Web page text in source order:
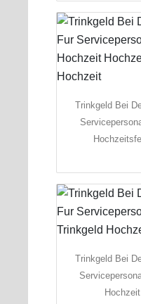
Trinkgeld Bei
Trinkgeld Bei